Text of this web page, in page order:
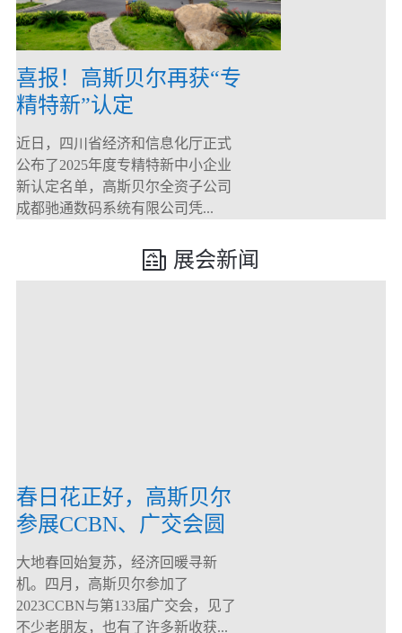
喜报！高斯贝尔再获“专
精特新”认定
近日，四川省经济和信息化厅正式
公布了2025年度专精特新中小企业
新认定名单，高斯贝尔全资子公司
成都驰通数码系统有限公司凭...
展会新闻
春日花正好，高斯贝尔
参展CCBN、广交会圆
满落幕！
大地春回始复苏，经济回暖寻新
机。四月，高斯贝尔参加了
2023CCBN与第133届广交会，见了
不少老朋友，也有了许多新收获...